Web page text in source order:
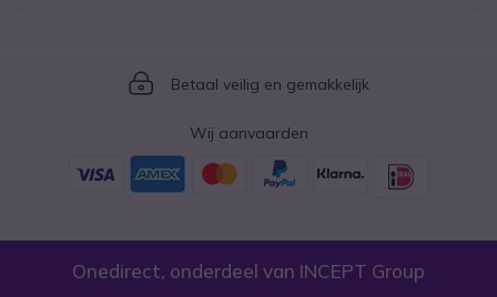
Icon
Betaal veilig en gemakkelijk
Wij aanvaarden
Onedirect, onderdeel van INCEPT Group